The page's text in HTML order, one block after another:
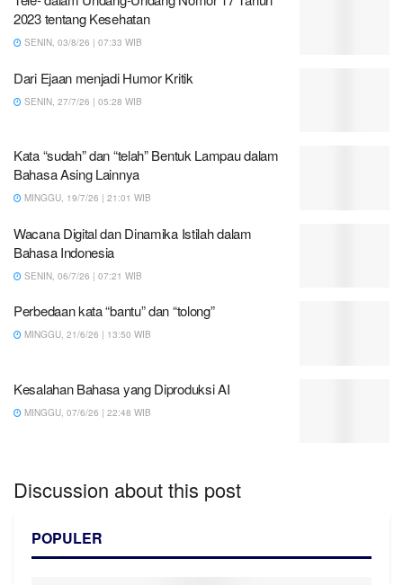
2023 tentang Kesehatan
SENIN, 03/8/26 | 07:33 WIB
Dari Ejaan menjadi Humor Kritik
SENIN, 27/7/26 | 05:28 WIB
Kata “sudah” dan “telah” Bentuk Lampau dalam
Bahasa Asing Lainnya
MINGGU, 19/7/26 | 21:01 WIB
Wacana Digital dan Dinamika Istilah dalam
Bahasa Indonesia
SENIN, 06/7/26 | 07:21 WIB
Perbedaan kata “bantu” dan “tolong”
MINGGU, 21/6/26 | 13:50 WIB
Kesalahan Bahasa yang Diproduksi AI
MINGGU, 07/6/26 | 22:48 WIB
Discussion about this post
POPULER